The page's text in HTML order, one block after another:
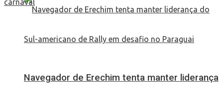
Navegador de Erechim tenta manter liderança